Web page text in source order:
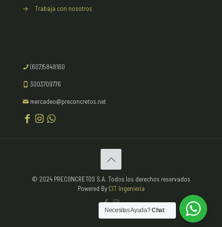
→
Trabaja con nosotros
(607)5849160
3003709776
mercadeo@preconcretos.net
© 2024 PRECONCRETOS S.A. Todos los derechos reservados
Powered By CIT Ingeniería
Necesitas Ayuda?Chat